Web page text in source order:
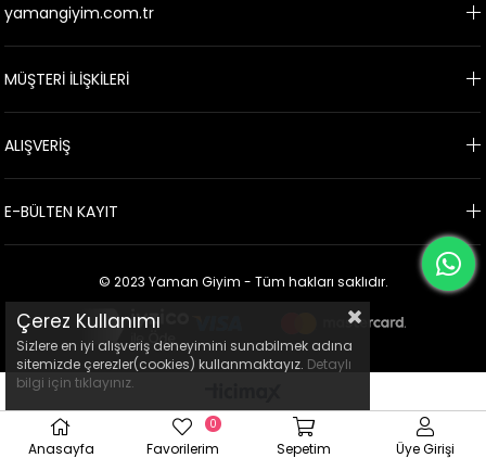
yamangiyim.com.tr
MÜŞTERİ İLİŞKİLERİ
ALIŞVERİŞ
E-BÜLTEN KAYIT
© 2023 Yaman Giyim - Tüm hakları saklıdır.
Çerez Kullanımı
Sizlere en iyi alışveriş deneyimini sunabilmek adına
sitemizde çerezler(cookies) kullanmaktayız. Detaylı
bilgi için tıklayınız.
Anasayfa Favorilerim
0
Sepetim Üye Girişi